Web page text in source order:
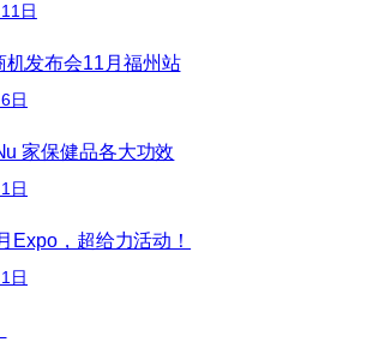
日
机发布会11月福州站
日
家保健品各大功效
日
Expo，超给力活动！
日